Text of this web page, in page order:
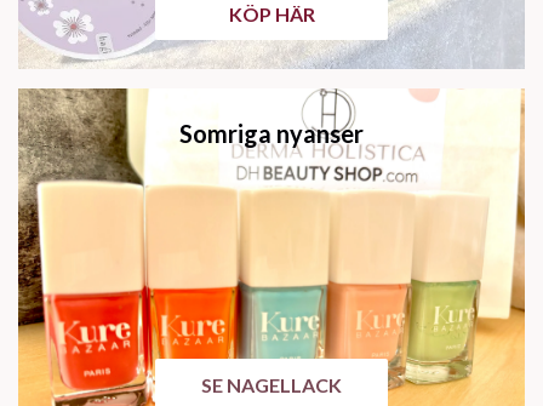
KÖP HÄR
Somriga nyanser
SE NAGELLACK